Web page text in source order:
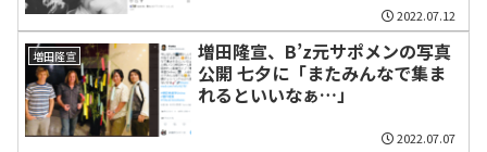
2022.07.12
増田隆宣
増田隆宣、B’z元サポメンの写真
公開 七夕に「またみんなで集ま
れるといいなぁ…」
2022.07.07